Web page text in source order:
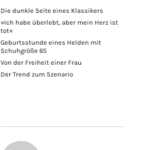
Die dunkle Seite eines Klassikers
»Ich habe überlebt, aber mein Herz ist
tot«
Geburtsstunde eines Helden mit
Schuhgröße 65
Von der Freiheit einer Frau
Der Trend zum Szenario